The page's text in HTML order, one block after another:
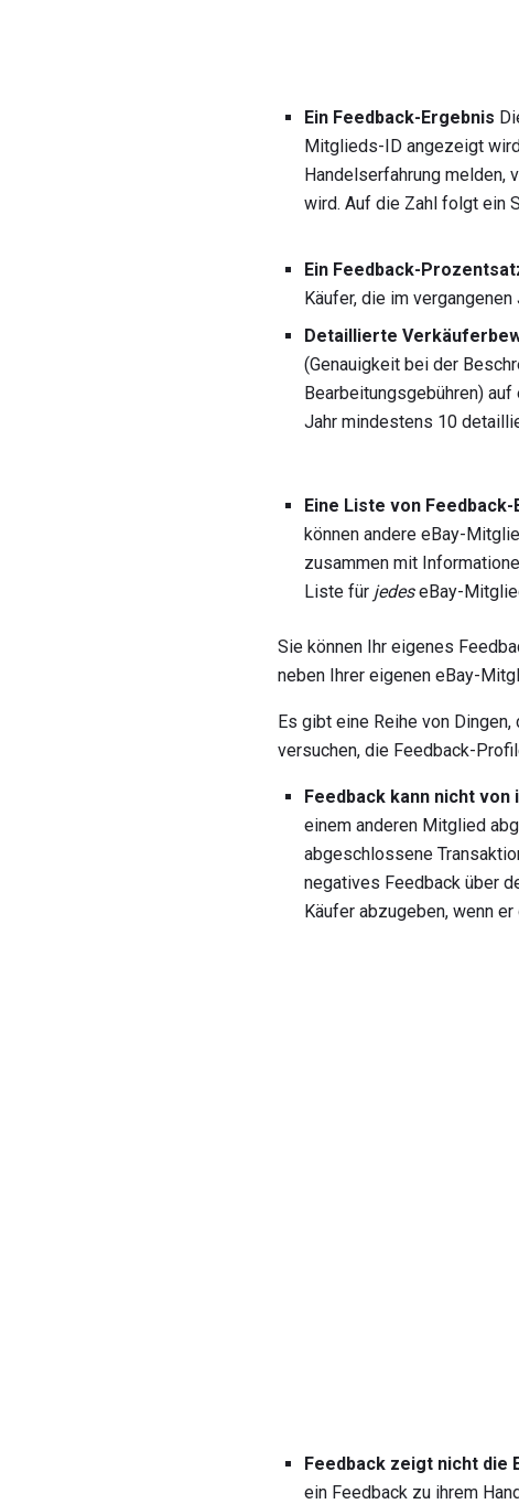
Ein Feedback-Ergebnis
Mitglieds-ID angezeigt
Handelserfahrung melden,
wird. Auf die Zahl folgt ein
Ein Feedback-
Käufer, die im
Detaillierte
(Genauigkeit bei der
Bearbeitungsgebühren)
Jahr mindestens 10
Eine Liste von
können andere eBay-
zusammen mit
Liste für jedeseBay-
Sie können Ihr eigenes
neben Ihrer eigenen eBay-
Es gibt eine Reihe von
versuchen, die Feedback-
Feedback kann nicht
einem anderen Mitglied
abgeschlossene
negatives Feedback über
Käufer abzugeben, wenn
Feedback zeigt nicht die
ein Feedback zu ihrem